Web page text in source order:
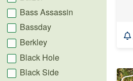
Bass Assassin
Bassday
Berkley
Black Hole
Black Side